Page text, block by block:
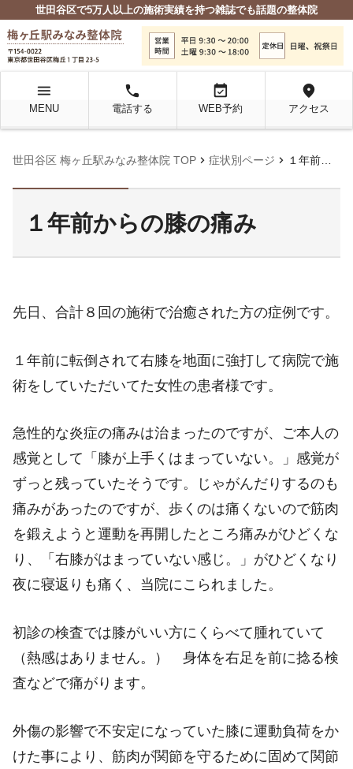
世田谷区で5万人以上の施術実績を持つ雑誌でも話題の整体院
menu
MENU
local_phone
電話する
event_available
WEB予約
location_on
アクセス
世田谷区 梅ヶ丘駅みなみ整体院 TOP chevron_right 症状別ページ chevron_right １年前からの膝の痛み
１年前からの膝の痛み
先日、合計８回の施術で治癒された方の症例です。
１年前に転倒されて右膝を地面に強打して病院で施
術をしていただいてた女性の患者様です。
急性的な炎症の痛みは治まったのですが、ご本人の
感覚として「膝が上手くはまっていない。」感覚が
ずっと残っていたそうです。じゃがんだりするのも
痛みがあったのですが、歩くのは痛くないので筋肉
を鍛えようと運動を再開したところ痛みがひどくな
り、「右膝がはまっていない感じ。」がひどくなり
夜に寝返りも痛く、当院にこられました。
初診の検査では膝がいい方にくらべて腫れていて
（熱感はありません。） 身体を右足を前に捻る検
査などで痛がります。
外傷の影響で不安定になっていた膝に運動負荷をか
けた事により、筋肉が関節を守るために固めて関節